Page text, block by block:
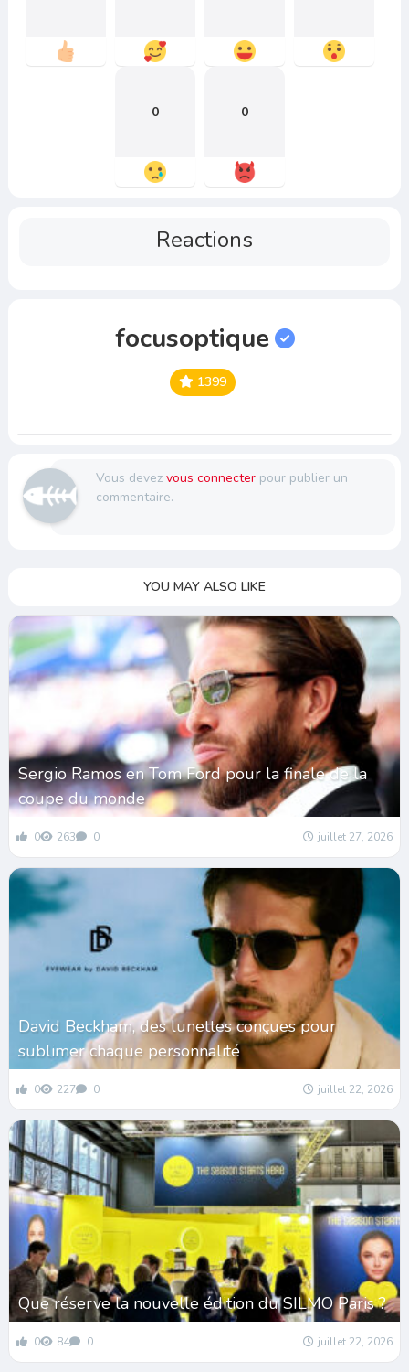
0 0
Reactions
focusoptique
1399
Vous devez vous connecterpour publier un
commentaire.
YOU MAY ALSO LIKE
Sergio Ramos en Tom Ford pour la finale de la
coupe du monde
0 263 0 juillet 27, 2026
David Beckham, des lunettes conçues pour
sublimer chaque personnalité
0 227 0 juillet 22, 2026
Que réserve la nouvelle édition du SILMO Paris ?
0 84 0 juillet 22, 2026